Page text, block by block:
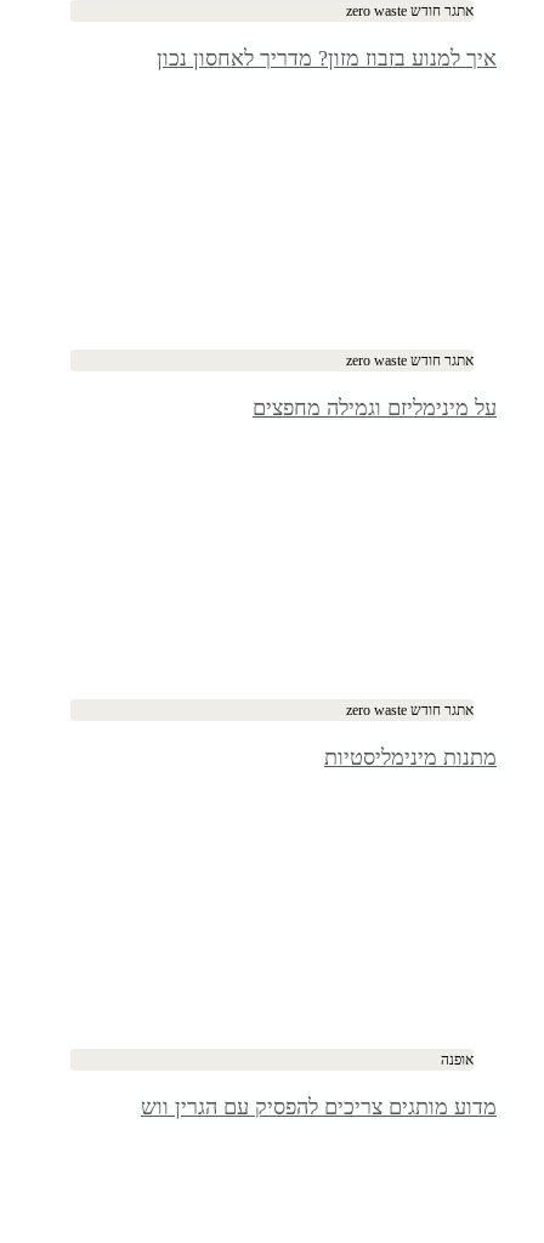
אתגר חודש zero waste
איך למנוע בזבוז מזון? מדריך לאחסון נכון
אתגר חודש zero waste
על מינימליזם וגמילה מחפצים
אתגר חודש zero waste
מתנות מינימליסטיות
אופנה
מדוע מותגים צריכים להפסיק עם הגרין ווש